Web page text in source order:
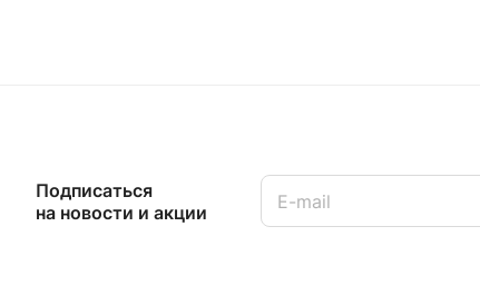
Подписаться
на новости и акции